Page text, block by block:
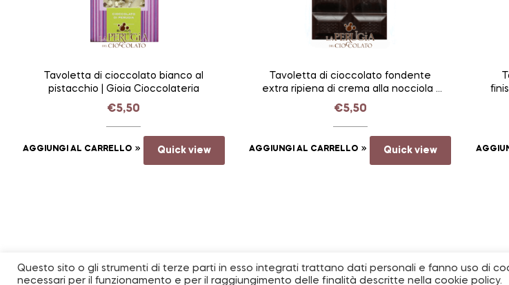
Tavoletta di cioccolato bianco al
pistacchio | Gioia Cioccolateria
€5,50
AGGIUNGI AL CARRELLO Quick view
Tavoletta di cioccolato fondente
extra ripiena di crema alla nocciola |
La Perugia del Cioccolato
€5,50
AGGIUNGI AL CARRELLO Quick view
Questo sito o gli strumenti di terze parti in esso integrati trattano dati personali e fanno uso di
necessari per il funzionamento e per il raggiungimento delle finalità descritte nella cookie policy.